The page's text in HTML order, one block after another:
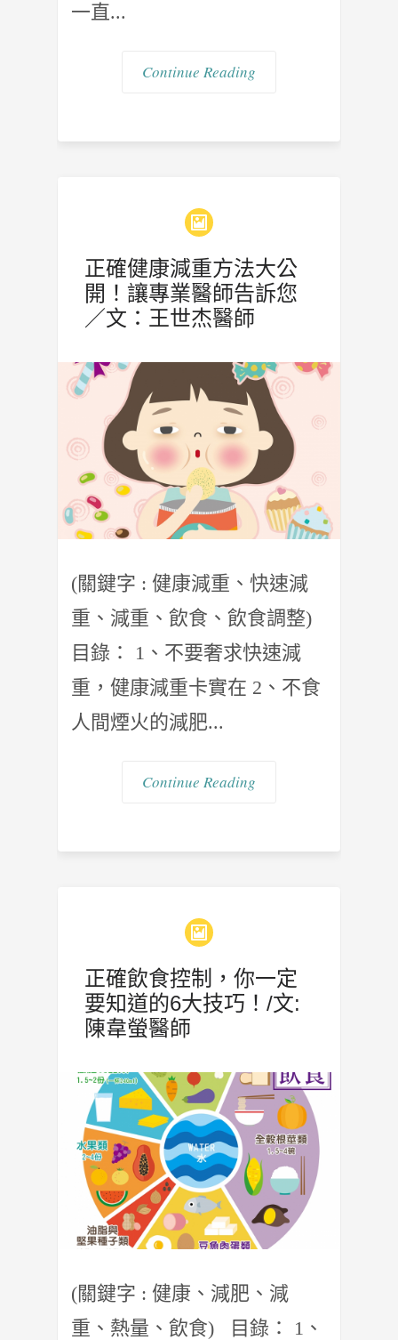
一直...
Continue Reading
正確健康減重方法大公
開！讓專業醫師告訴您
／文：王世杰醫師
(關鍵字 : 健康減重、快速減
重、減重、飲食、飲食調整)
目錄： 1、不要奢求快速減
重，健康減重卡實在 2、不食
人間煙火的減肥...
Continue Reading
正確飲食控制，你一定
要知道的6大技巧！/文:
陳韋螢醫師
(關鍵字 : 健康、減肥、減
重、熱量、飲食) 目錄： 1、